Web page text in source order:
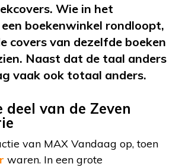
Wie in het
boekenwinkel rondloopt,
covers van dezelfde boeken
Naast dat de taal anders
vaak ook totaal anders.
van de Zeven
van MAX Vandaag op, toen
waren. In een grote